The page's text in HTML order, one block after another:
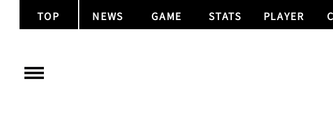
NEWS
TOP GAME STATS PLAYER